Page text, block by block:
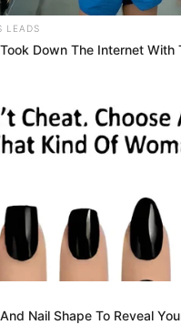
LEADS
Down The Internet With
Nail Shape To Reveal